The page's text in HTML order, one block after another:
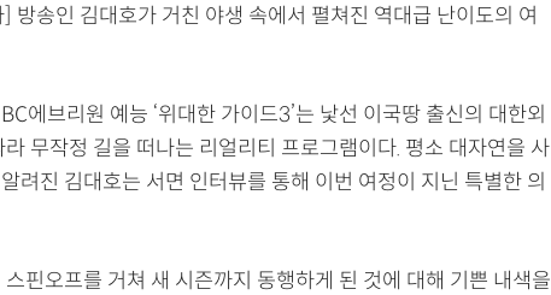
방송인 김대호가 거친 야생 속에서 펼쳐진 역대급 난이도의 여
에브리원 예능 ‘위대한 가이드3’는 낯선 이국땅 출신의 대한외
무작정 길을 떠나는 리얼리티 프로그램이다. 평소 대자연을 사
려진 김대호는 서면 인터뷰를 통해 이번 여정이 지닌 특별한 의
핀오프를 거쳐 새 시즌까지 동행하게 된 것에 대해 기쁜 내색을